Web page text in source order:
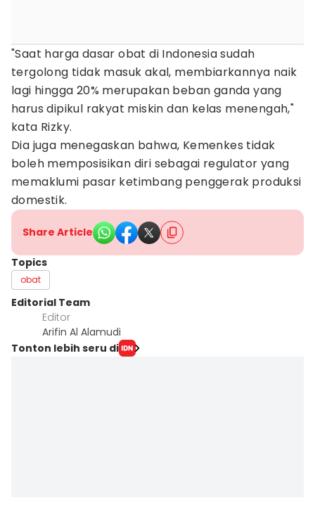
"Saat harga dasar obat di Indonesia sudah
tergolong tidak masuk akal, membiarkannya naik
lagi hingga 20% merupakan beban ganda yang
harus dipikul rakyat miskin dan kelas menengah,"
kata Rizky.
Dia juga menegaskan bahwa, Kemenkes tidak
boleh memposisikan diri sebagai regulator yang
memaklumi pasar ketimbang penggerak produksi
domestik.
Share Article
Topics
obat
Editorial Team
Editor
Arifin Al Alamudi
Tonton lebih seru di